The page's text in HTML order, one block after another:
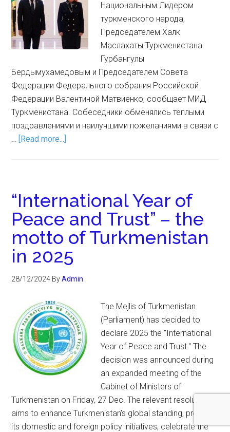
Национальным Лидером
туркменского народа,
Председателем Халк
Маслахаты Туркменистана
Гурбангулы
Бердымухамедовым и Председателем Совета
Федерации Федерального собрания Российской
Федерации Валентиной Матвиенко, сообщает МИД
Туркменистана. Собеседники обменялись теплыми
поздравлениями и наилучшими пожеланиями в связи с
… [Read more...]
“International Year of
Peace and Trust” – the
motto of Turkmenistan
in 2025
28/12/2024 ByAdmin
The Mejlis of Turkmenistan
(Parliament) has decided to
declare 2025 the "International
Year of Peace and Trust." The
decision was announced during
an expanded meeting of the
Cabinet of Ministers of
Turkmenistan on Friday, 27 Dec. The relevant resolution
aims to enhance Turkmenistan's global standing, promote
its domestic and foreign policy initiatives, celebrate the